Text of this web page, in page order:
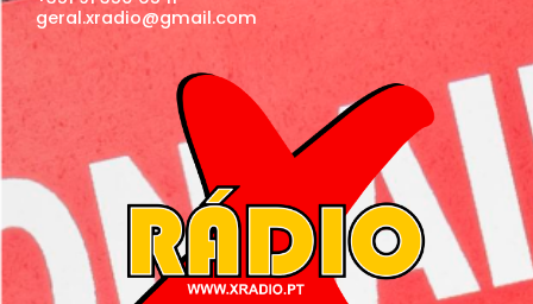
geral.xradio@gmail.com